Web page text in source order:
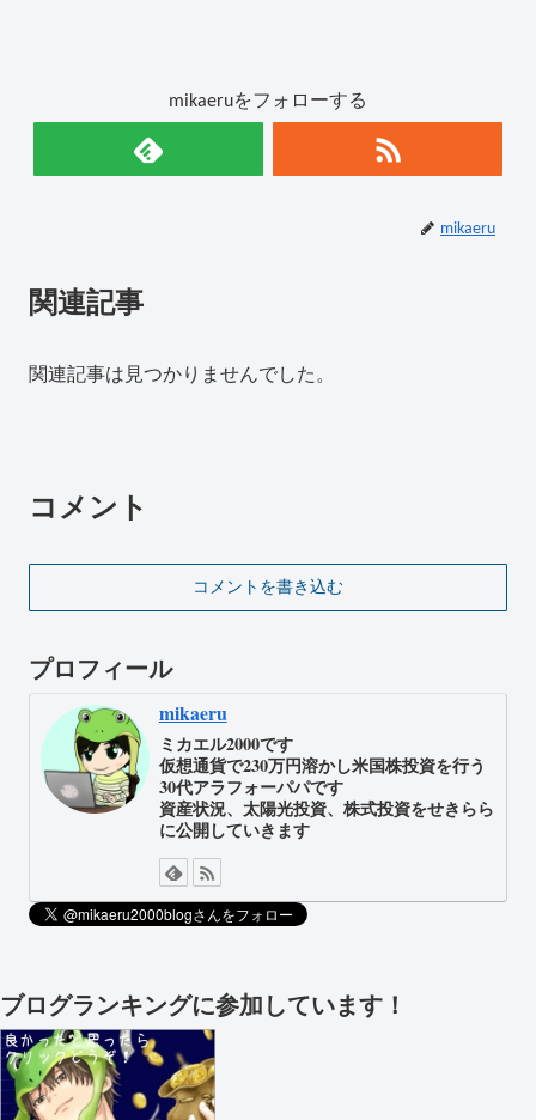
mikaeruをフォローする
mikaeru
関連記事
関連記事は見つかりませんでした。
コメント
コメントを書き込む
プロフィール
mikaeru
ミカエル2000です
仮想通貨で230万円溶かし米国株投資を行う
30代アラフォーパパです
資産状況、太陽光投資、株式投資をせきらら
に公開していきます
ブログランキングに参加しています！